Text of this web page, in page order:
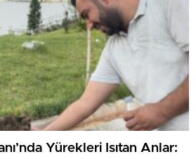
Yürekleri Isıtan Anlar: